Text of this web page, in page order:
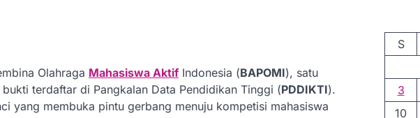
Olahraga Mahasiswa AktifIndonesia (BAPOMI), satu
terdaftar di Pangkalan Data Pendidikan Tinggi (PDDIKTI).
yang membuka pintu gerbang menuju kompetisi mahasiswa
S
3
10